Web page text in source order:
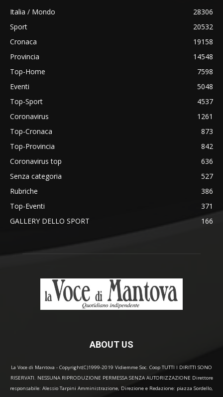
Italia / Mondo
28306
Sport
20532
Cronaca
19158
Provincia
14548
Top-Home
7598
Eventi
5048
Top-Sport
4537
Coronavirus
1261
Top-Cronaca
873
Top-Provincia
842
Coronavirus top
636
Senza categoria
527
Rubriche
386
Top-Eventi
371
GALLERY DELLO SPORT
166
ABOUT US
La Voce di Mantova - Copyright(C)1999-2019 Vidiemme Soc. Coop TUTTI I DIRITTI SONO
RISERVATI. NESSUNA RIPRODUZIONE PERMESSA SENZA AUTORIZZAZIONE Direttore
responsabile: Alessio Tarpini Amministrazione, Direzione e Redazione: piazza Sordello,